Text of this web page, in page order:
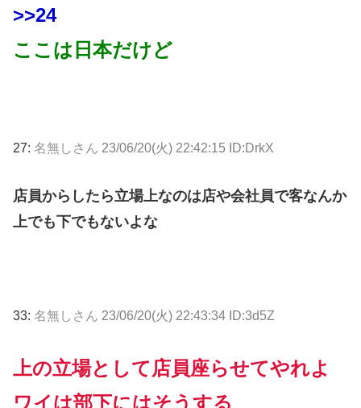
>>24
ここは日本だけど
27: 名無しさん 23/06/20(火) 22:42:15 ID:DrkX
店員からしたら立場上なのは店や会社員で客なんか
上でも下でもないよな
33: 名無しさん 23/06/20(火) 22:43:34 ID:3d5Z
上の立場として店員座らせてやれよ
ワイは部下にはそうする